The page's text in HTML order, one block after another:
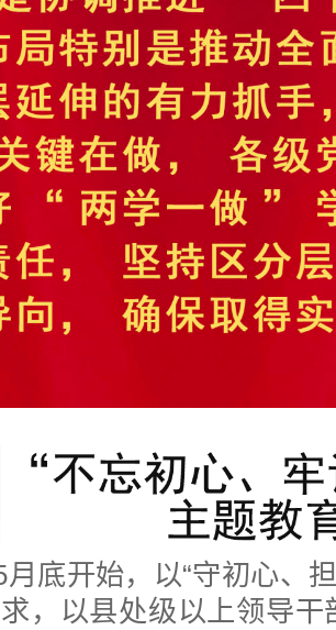
开始，以“守初心、
，以县处级以上领导干